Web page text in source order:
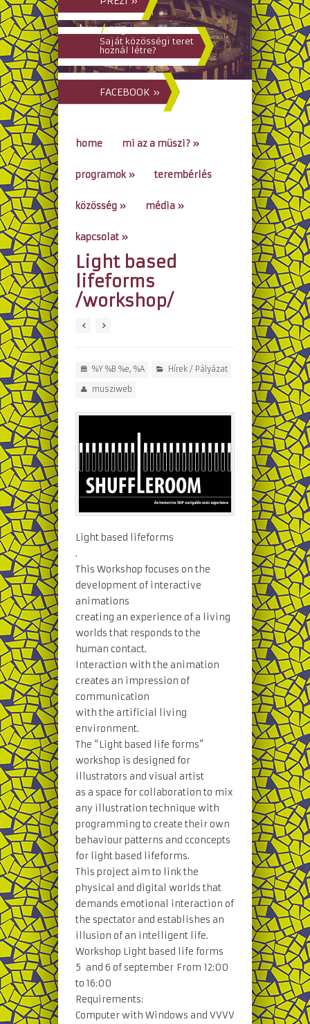
hun/eng
Saját közösségi teret
hoznál létre?
FACEBOOK »
home mi az a müszi? »
programok» terembérlés
közösség » média »
kapcsolat »
go to...
Light based
lifeforms
/workshop/
%Y %B %e, %A Hírek/ Pályázat
musziweb
Light based lifeforms
.
This Workshop focuses on the
development of interactive
animations
creating an experience of a living
worlds that responds to the
human contact.
Interaction with the animation
creates an impression of
communication
with the artificial living
environment.
The “Light based life forms”
workshop is designed for
illustrators and visual artist
as a space for collaboration to mix
any illustration technique with
programming to create their own
behaviour patterns and cconcepts
for light based lifeforms.
This project aim to link the
physical and digital worlds that
demands emotional interaction of
the spectator and establishes an
illusion of an intelligent life.
Workshop Light based life forms
5 and 6 of september From 12:00
to 16:00
Requirements:
Computer with Windows and VVVV